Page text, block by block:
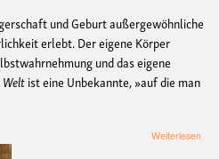
und Geburt außergewöhnliche
erlebt. Der eigene Körper
und das eigene
ist eine Unbekannte, »auf die man
Weiterlesen